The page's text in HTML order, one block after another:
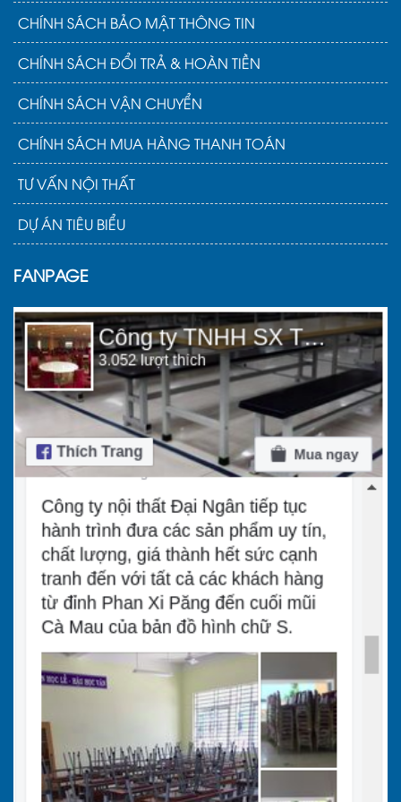
Tiến độ dự án: Đối với các dự án quy mô lớn,
Nội thất Đại Ngân cam kết bám sát tiến độ
và cập nhật thông tin chi tiết thường xuyên
tới khách hàng.
3. Ưu điểm bàn học học sinh
cấp 3 của Nội Thất Đại Ngân
Ưu điểm nổi bật khi chọn bàn học học sinh cấp 3
của Nội Thất Đại Ngân
Lựa chọn bàn học cho học sinh cấp 3 từ Nội thất
Đại Ngân là một quyết định đầu tư vào chất
lượng và sự phát triển bền vững cho học sinh.
Chúng tôi cam kết mang đến những sản phẩm
vượt trội với nhiều ưu điểm nổi bật.
3.1. Đạt chuẩn Bộ GD&ĐT – Tối ưu cho
lứa tuổi THPT
Tất cả mẫu bàn học học sinh cấp 3 của Nội
CHÍNH SÁCH BẢO MẬT THÔNG TIN
CHÍNH SÁCH ĐỔI TRẢ & HOÀN TIỀN
CHÍNH SÁCH VẬN CHUYỂN
CHÍNH SÁCH MUA HÀNG THANH TOÁN
TƯ VẤN NỘI THẤT
DỰ ÁN TIÊU BIỂU
FANPAGE